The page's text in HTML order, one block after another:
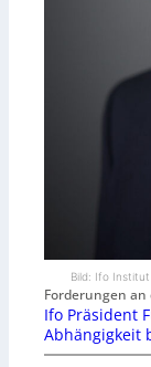
Bild: Ifo Institut
Forderungen an
Ifo Präsident
Abhängigkeit